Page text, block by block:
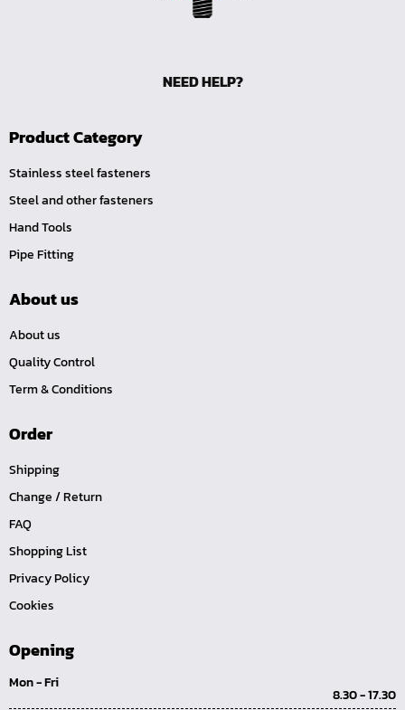
หัวขัน
ข้อต่อฟรี
ข้ออ่อน
ข้อต่อ หักมุม
ข้อต่อ
ด้ามขันตัวแอล
ด้ามเลื่อน
ด้ามขันบ๊อกซ์
ด้ามฟรี หัวกลม คอพับ ด้ามยาง 1/4", 3/8", 1/2"
ด้ามฟรี หัวกลม คอพับ ด้ามเรียบ 1/4", 3/8", 1/2"
ด้ามฟรี หัวกลม ด้ามเหล็ก 1/4", 3/8", 1/2", 1"
ด้ามฟรี ยาง คอพับ กดปุ่ม
ด้ามฟรี ด้ามเรียบ คอพับ กดปุ่ม
ด้ามฟรี ยาง คอพับ
ด้ามฟรี ด้ามเรียบ คอพับ
NEED HELP?
Product Category
Stainless steel fasteners
Steel and other fasteners
Hand Tools
Pipe Fitting
About us
About us
Quality Control
Term & Conditions
Order
Shipping
Change / Return
FAQ
Shopping List
Privacy Policy
Cookies
Opening
Mon - Fri
8.30 - 17.30